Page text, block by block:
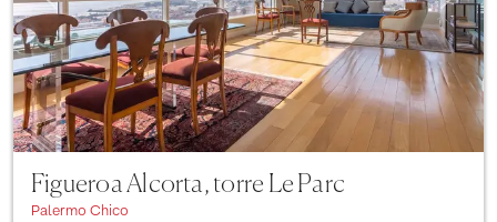
Figueroa Alcorta, torre Le Parc
Palermo Chico